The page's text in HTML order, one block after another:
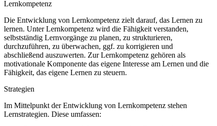
Lernkompetenz
Die Entwicklung von Lernkompetenz zielt darauf, das Lernen zu
lernen. Unter Lernkompetenz wird die Fähigkeit verstanden,
selbstständig Lernvorgänge zu planen, zu strukturieren,
durchzuführen, zu überwachen, ggf. zu korrigieren und
abschließend auszuwerten. Zur Lernkompetenz gehören als
motivationale Komponente das eigene Interesse am Lernen und die
Fähigkeit, das eigene Lernen zu steuern.
Strategien
Im Mittelpunkt der Entwicklung von Lernkompetenz stehen
Lernstrategien. Diese umfassen: